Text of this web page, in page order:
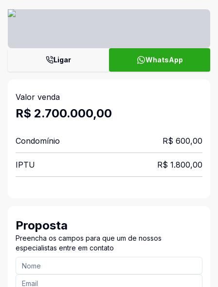
Ligar WhatsApp
Valor venda
R$ 2.700.000,00
Condomínio R$ 600,00
IPTU R$ 1.800,00
Proposta
Preencha os campos para que um de nossos
especialistas entre em contato